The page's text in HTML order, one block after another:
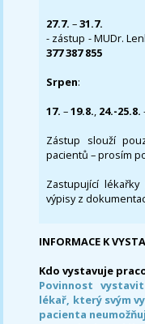
27.7.–31.7.
- zástup - MUDr.
377 387 855
Srpen:
17. –19.8., 24.-25.8.
Zástup slouží
pacientů – prosím
Zastupující
výpisy z
INFORMACE K
Kdo vystavuje
Povinnost
lékař, který svým
pacienta